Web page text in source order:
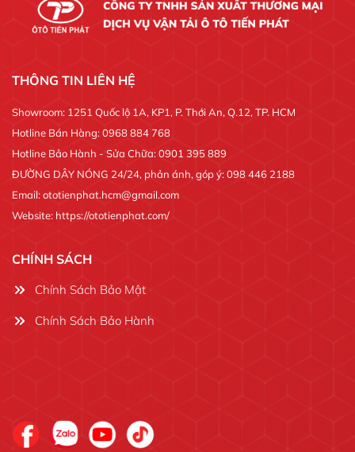
THÔNG TIN LIÊN HỆ
Showroom: 1251 Quốc lộ 1A, KP1, P. Thới An, Q.12, TP. HCM
Hotline Bán Hàng: 0968 884 768
Hotline Bảo Hành - Sửa Chữa: 0901 395 889
ĐƯỜNG DÂY NÓNG 24/24, phản ánh, góp ý: 098 446 2188
Email: ototienphat.hcm@gmail.com
Website: https://ototienphat.com/
CHÍNH SÁCH
Chính Sách Bảo Mật
Chính Sách Bảo Hành